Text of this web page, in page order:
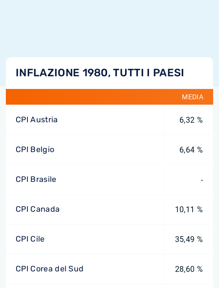
INFLAZIONE 1980, TUTTI I PAESI
MEDIA
CPI Austria 6,32 %
CPI Belgio 6,64 %
CPI Brasile -
CPI Canada 10,11 %
CPI Cile 35,49 %
CPI Corea del Sud 28,60 %